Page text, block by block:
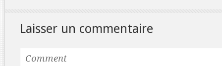
Laisser un commentaire